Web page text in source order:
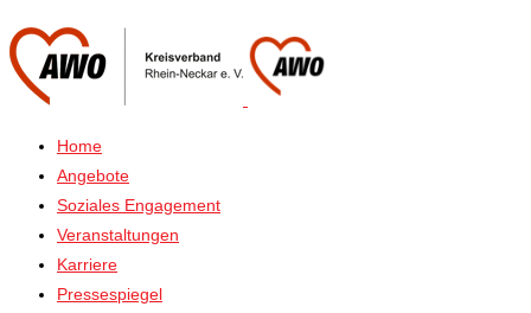
Home
Angebote
Soziales Engagement
Veranstaltungen
Karriere
Pressespiegel